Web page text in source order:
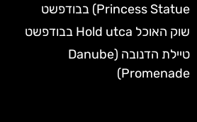
Princess Statue) בבודפשט
שוק האוכל Hold utca בבודפשט
טיילת הדנובה (Danube
Promenade)